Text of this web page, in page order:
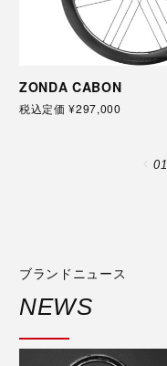
ZONDA CABON
税込定価 ¥297,000
01
ブランドニュース
NEWS